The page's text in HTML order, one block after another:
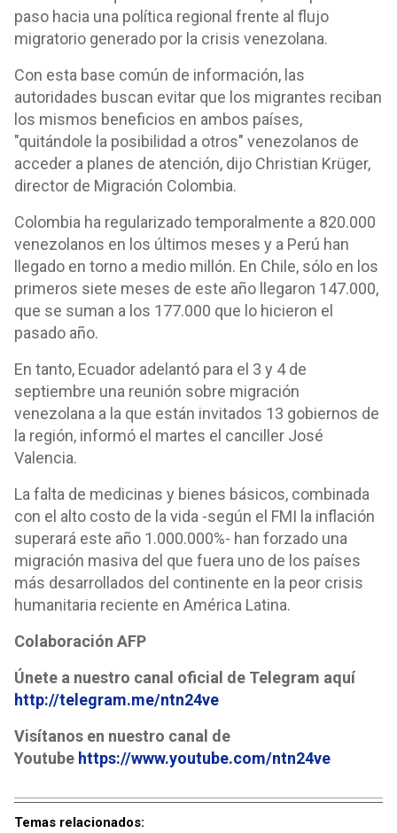
paso hacia una política regional frente al flujo
migratorio generado por la crisis venezolana.
Con esta base común de información, las
autoridades buscan evitar que los migrantes reciban
los mismos beneficios en ambos países,
"quitándole la posibilidad a otros" venezolanos de
acceder a planes de atención, dijo Christian Krüger,
director de Migración Colombia.
Colombia ha regularizado temporalmente a 820.000
venezolanos en los últimos meses y a Perú han
llegado en torno a medio millón. En Chile, sólo en los
primeros siete meses de este año llegaron 147.000,
que se suman a los 177.000 que lo hicieron el
pasado año.
En tanto, Ecuador adelantó para el 3 y 4 de
septiembre una reunión sobre migración
venezolana a la que están invitados 13 gobiernos de
la región, informó el martes el canciller José
Valencia.
La falta de medicinas y bienes básicos, combinada
con el alto costo de la vida -según el FMI la inflación
superará este año 1.000.000%- han forzado una
migración masiva del que fuera uno de los países
más desarrollados del continente en la peor crisis
humanitaria reciente en América Latina.
Colaboración AFP
Únete a nuestro canal oficial de Telegram aquí
http://telegram.me/ntn24ve
Visítanos en nuestro canal de
Youtube https://www.youtube.com/ntn24ve
Temas relacionados: